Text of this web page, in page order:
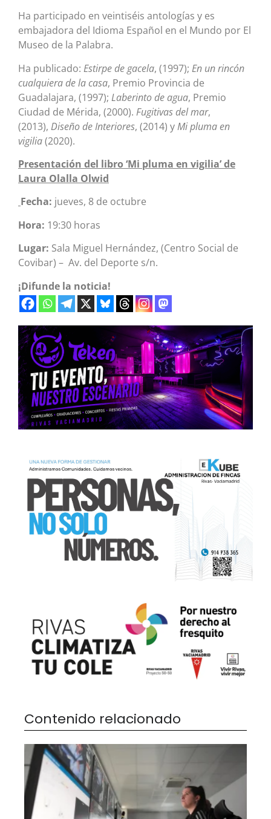
Ha participado en veintiséis antologías y es
embajadora del Idioma Español en el Mundo por El
Museo de la Palabra.
Ha publicado: Estirpe de gacela, (1997); En un rincón
cualquiera de la casa, Premio Provincia de
Guadalajara, (1997); Laberinto de agua, Premio
Ciudad de Mérida, (2000). Fugitivas del mar,
(2013), Diseño de Interiores, (2014) yMi pluma en
vigilia(2020).
Presentación del libro ‘Mi pluma en vigilia’ de
Laura Olalla Olwid
Fecha: jueves, 8 de octubre
Hora: 19:30 horas
Lugar: Sala Miguel Hernández, (Centro Social de
Covibar) – Av. del Deporte s/n.
¡Difunde la noticia!
Contenido relacionado